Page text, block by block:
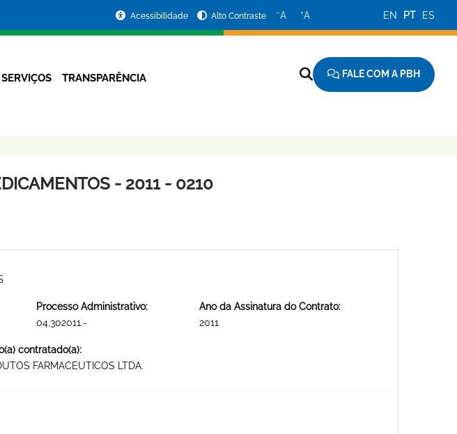
Acessibilidade Alto Contraste −A +A EN PT ES
SERVIÇOS TRANSPARÊNCIA FALE COM A PBH
- 2011 - 0210
Processo Administrativo:
04.302011.-
Ano da Assinatura do Contrato:
2011
contratado(a):
FARMACEUTICOS LTDA.